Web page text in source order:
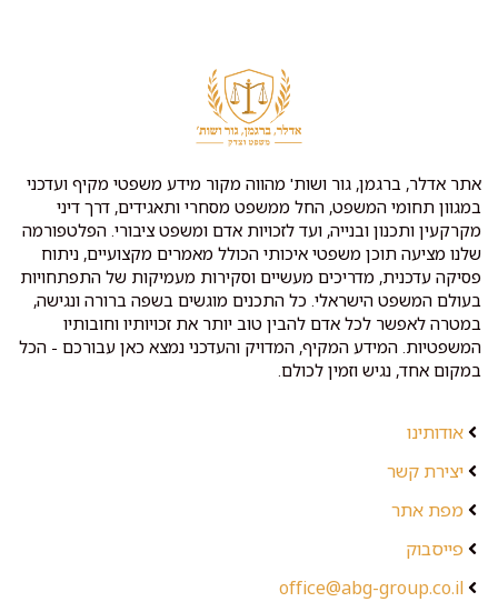
אתר אדלר, ברגמן, גור ושות' מהווה מקור מידע משפטי מקיף ועדכני
במגוון תחומי המשפט, החל ממשפט מסחרי ותאגידים, דרך דיני
מקרקעין ותכנון ובנייה, ועד לזכויות אדם ומשפט ציבורי. הפלטפורמה
שלנו מציעה תוכן משפטי איכותי הכולל מאמרים מקצועיים, ניתוח
פסיקה עדכנית, מדריכים מעשיים וסקירות מעמיקות של התפתחויות
בעולם המשפט הישראלי. כל התכנים מוגשים בשפה ברורה ונגישה,
במטרה לאפשר לכל אדם להבין טוב יותר את זכויותיו וחובותיו
המשפטיות. המידע המקיף, המדויק והעדכני נמצא כאן עבורכם - הכל
במקום אחד, נגיש וזמין לכולם.
אודותינו
יצירת קשר
מפת אתר
פייסבוק
office@abg-group.co.il